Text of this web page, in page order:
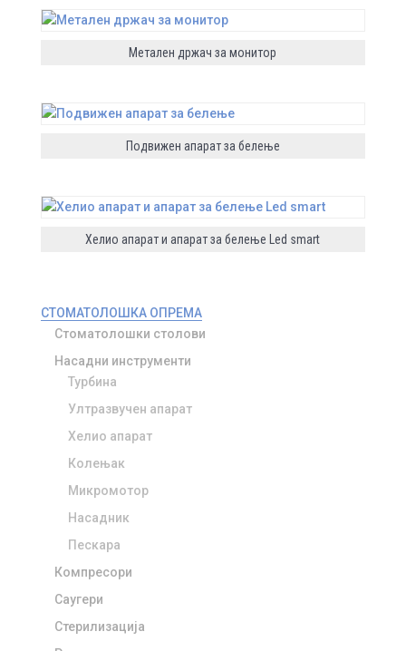
Метален држач за монитор
Подвижен апарат за белење
Хелио апарат и апарат за белење Led smart
СТОМАТОЛОШКА ОПРЕМА
Стоматолошки столови
Насадни инструменти
Турбина
Ултразвучен апарат
Хелио апарат
Колењак
Микромотор
Насадник
Пескара
Компресори
Саугери
Стерилизација